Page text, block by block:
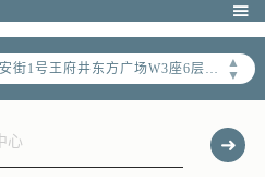

▲
▼
北京市朝阳区建国门外大街甲6号华熙国际中心D座11层1102室售后服务中心（需提前预约）
北京市东城区东长安街1号王府井东方广场W3座6层602室售后服务中心（需提前预约）